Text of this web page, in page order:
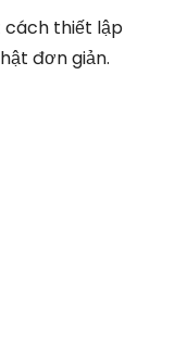
cách thiết lập
đơn giản.